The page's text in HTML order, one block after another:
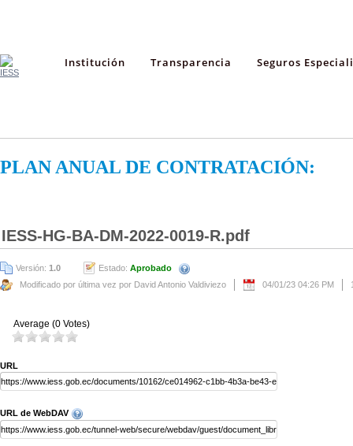
Institución Transparencia Seguros
PLAN ANUAL DE CONTRATACIÓN:
IESS-HG-BA-DM-2022-0019-R.pdf
Versión: 1.0 Estado: Aprobado
Modificado por última vez por David Antonio Valdiviezo
04/01/23 04:26 PM
Average (0 Votes)
URL
URL de WebDAV